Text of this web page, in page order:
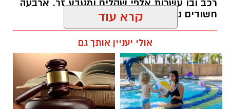
רכב ובו עשרות אלפי שקלים ומטבע זר. ארבעה
חשודים נעצרו בסך הכל.
קרא עוד
אולי יעניין אותך גם